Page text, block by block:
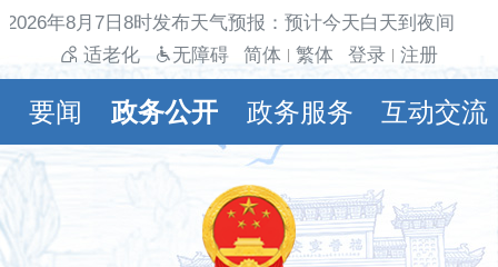
年8月7日8时发布天气预报：预计今天白天到夜间多
适老化
无障碍 简体 繁体 登录 注册
要闻 政务公开 政务服务 互动交流